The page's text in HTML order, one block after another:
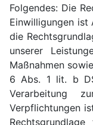
Folgendes: Die
Einwilligungen ist
die
unserer
Maßnahmen
6 Abs. 1 lit. b
Verarbeitung
Verpflichtungen